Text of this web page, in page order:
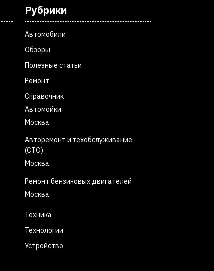
Рубрики
Автомобили
Обзоры
Полезные статьи
Ремонт
Справочник
Автомойки
Москва
Авторемонт и техобслуживание
(СТО)
Москва
Ремонт бензиновых двигателей
Москва
Техника
Технологии
Устройство